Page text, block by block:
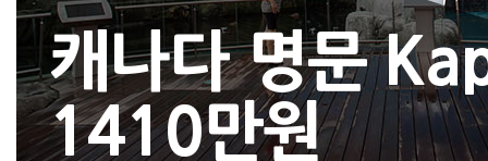
캐나다 명문
1410만원